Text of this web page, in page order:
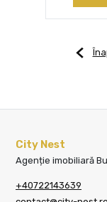
City Nest
Agenție imobiliară
+40722143639